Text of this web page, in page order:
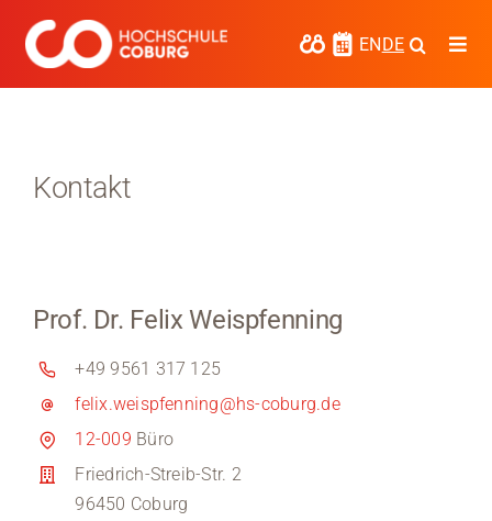
Inhalt
springen
ENDE
Regionalentwicklung
Entdecke die Region
Informationen für …
Kontakt
Kontakt
Prof. Dr. Felix Weispfenning
+49 9561 317 125
felix.weispfenning@hs-coburg.de
12-009 Büro
Friedrich-Streib-Str. 2
96450 Coburg